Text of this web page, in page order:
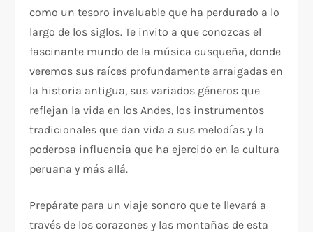
como un tesoro invaluable que ha perdurado a lo
largo de los siglos. Te invito a que conozcas el
fascinante mundo de la música cusqueña, donde
veremos sus raíces profundamente arraigadas en
la historia antigua, sus variados géneros que
reflejan la vida en los Andes, los instrumentos
tradicionales que dan vida a sus melodías y la
poderosa influencia que ha ejercido en la cultura
peruana y más allá.
Prepárate para un viaje sonoro que te llevará a
través de los corazones y las montañas de esta